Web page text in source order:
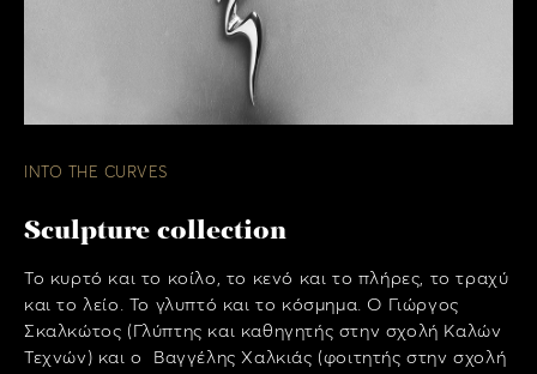
INTO THE CURVES
Sculpture collection
Το κυρτό και το κοίλο, το κενό και το πλήρες, το τραχύ
και το λείο. Το γλυπτό και το κόσμημα. Ο Γιώργος
Σκαλκώτος (Γλύπτης και καθηγητής στην σχολή Καλών
Τεχνών) και ο Βαγγέλης Χαλκιάς (φοιτητής στην σχολή